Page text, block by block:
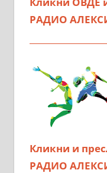
РАДИО
Кликни и
РАДИО